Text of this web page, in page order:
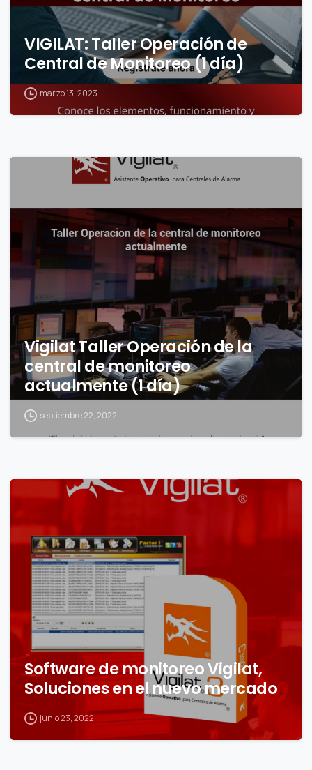
VIGILAT: Taller Operación de
Central de Monitoreo (1 día)
marzo 13, 2023
Vigilat Taller Operación de la
central de monitoreo
actualmente (1 día)
septiembre 22, 2022
Software de monitoreo Vigilat,
Soluciones en el nuevo mercado
junio 23, 2022